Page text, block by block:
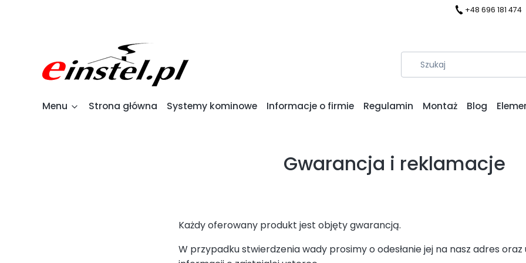
+48 696 181 474
Menu Strona główna Systemy kominowe Informacje o firmie Regulamin Montaż Blog
Gwarancja i reklamacje
Każdy oferowany produkt jest objęty gwarancją.
W przypadku stwierdzenia wady prosimy o odesłanie jej na nasz adres oraz